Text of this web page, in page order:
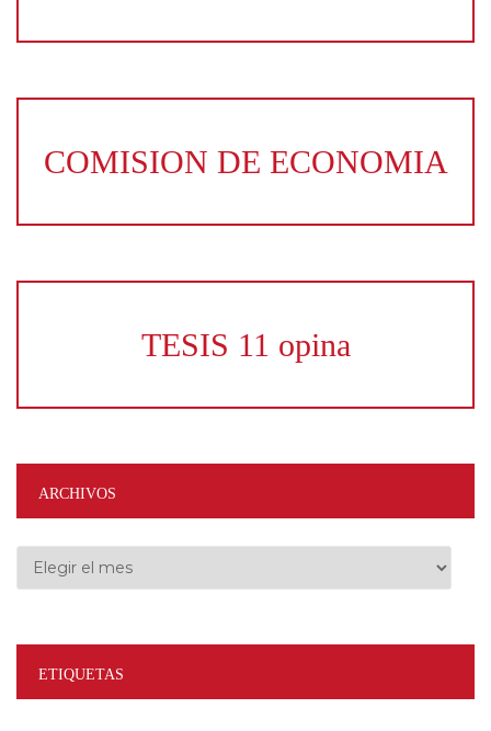
COMISION DE ECONOMIA
TESIS 11 opina
ARCHIVOS
Archivos
ETIQUETAS